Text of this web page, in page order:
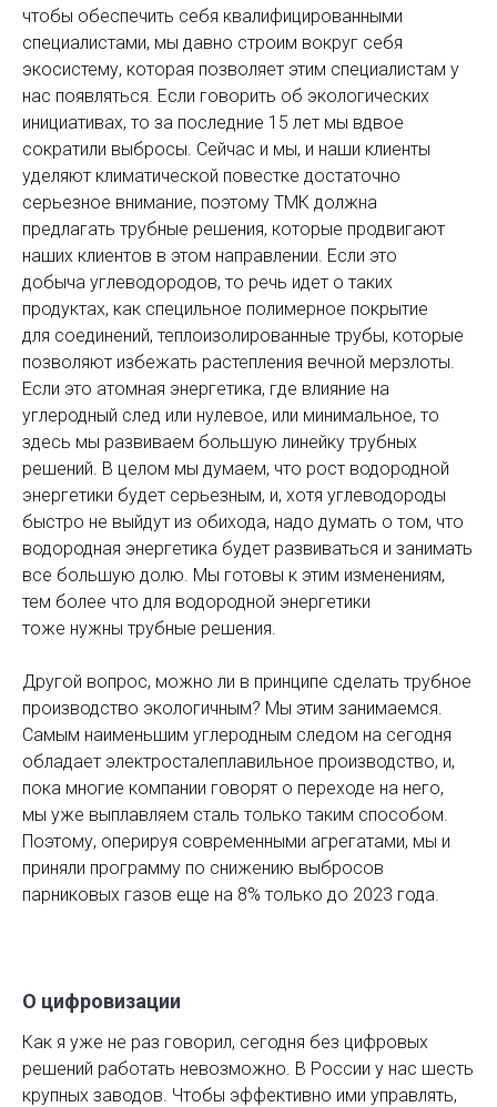
чтобы обеспечить себя квалифицированными
специалистами, мы давно строим вокруг себя
экосистему, которая позволяет этим специалистам у
нас появляться. Если говорить об экологических
инициативах, то за последние 15 лет мы вдвое
сократили выбросы. Сейчас и мы, и наши клиенты
уделяют климатической повестке достаточно
серьезное внимание, поэтому ТМК должна
предлагать трубные решения, которые продвигают
наших клиентов в этом направлении. Если это
добыча углеводородов, то речь идет о таких
продуктах, как специльное полимерное покрытие
для соединений, теплоизолированные трубы, которые
позволяют избежать растепления вечной мерзлоты.
Если это атомная энергетика, где влияние на
углеродный след или нулевое, или минимальное, то
здесь мы развиваем большую линейку трубных
решений. В целом мы думаем, что рост водородной
энергетики будет серьезным, и, хотя углеводороды
быстро не выйдут из обихода, надо думать о том, что
водородная энергетика будет развиваться и занимать
все большую долю. Мы готовы к этим изменениям,
тем более что для водородной энергетики
тоже нужны трубные решения.
Другой вопрос, можно ли в принципе сделать трубное
производство экологичным? Мы этим занимаемся.
Самым наименьшим углеродным следом на сегодня
обладает электросталеплавильное производство, и,
пока многие компании говорят о переходе на него,
мы уже выплавляем сталь только таким способом.
Поэтому, оперируя современными агрегатами, мы и
приняли программу по снижению выбросов
парниковых газов еще на 8% только до 2023 года.
О цифровизации
Как я уже не раз говорил, сегодня без цифровых
решений работать невозможно. В России у нас шесть
крупных заводов. Чтобы эффективно ими управлять,